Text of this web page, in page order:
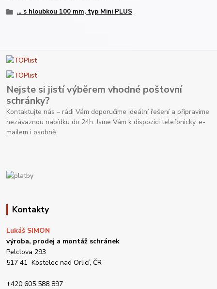
... s hloubkou 100 mm, typ Mini PLUS
Nejste si jistí výběrem vhodné poštovní
schránky?
Kontaktujte nás – rádi Vám doporučíme ideální řešení a připravíme
nezávaznou nabídku do 24h. Jsme Vám k dispozici telefonicky, e-
mailem i osobně.
Kontakty
Lukáš SIMON
výroba, prodej a montáž schránek
Pelclova 293
517 41 Kostelec nad Orlicí, ČR
+420 605 588 897